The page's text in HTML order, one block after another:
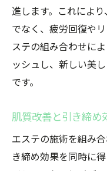
進します。これによ
でなく、疲労回復や
ステの組み合わせに
ッシュし、新しい美
です。
肌質改善と引き締め
エステの施術を組み
き締め効果を同時に